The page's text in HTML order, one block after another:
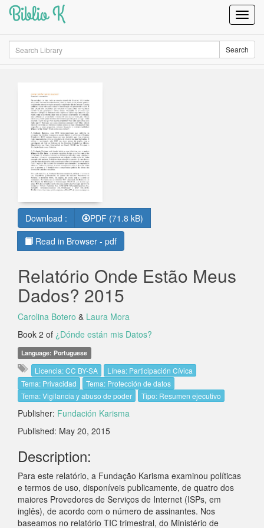
Biblio K
Search Search
Download :
PDF (71.8 kB)
Read in Browser - pdf
Relatório Onde Estão Meus
Dados? 2015
Carolina Botero & Laura Mora
Book 2 of ¿Dónde están mis Datos?
Language: Portuguese
Licencia: CC BY-SA
Línea: Participación Cívica
Tema: Privacidad
Tema: Protección de datos
Tema: Vigilancia y abuso de poder
Tipo: Resumen ejecutivo
Publisher: Fundación Karisma
Published: May 20, 2015
Description:
Para este relatório, a Fundação Karisma examinou políticas
e termos de uso, disponíveis publicamente, de quatro dos
maiores Provedores de Serviços de Internet (ISPs, em
inglês), de acordo com o número de assinantes. Nos
baseamos no relatório TIC trimestral, do Ministério de